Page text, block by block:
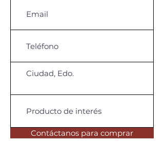
Contáctanos para comprar